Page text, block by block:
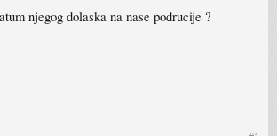
njegog dolaska na nase podrucije ?